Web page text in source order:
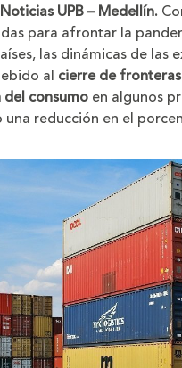
UPB – Medellín.
para afrontar la
las dinámicas de las
al cierre de
consumo en algunos
reducción en el